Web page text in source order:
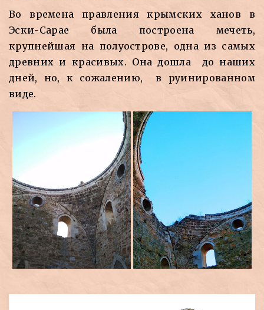
Во времена правления крымских ханов в
Эски-Сарае была построена мечеть,
крупнейшая на полуострове, одна из самых
древних и красивых. Она дошла до наших
дней, но, к сожалению, в руинированном
виде.